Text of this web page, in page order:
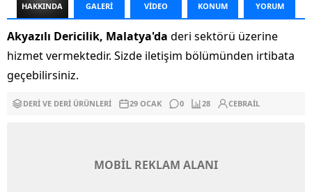
HAKKINDA GALERİ VİDEO KONUM YORUM
Akyazılı Dericilik, Malatya'da deri sektörü üzerine
hizmet vermektedir. Sizde iletişim bölümünden irtibata
geçebilirsiniz.
DERI VE DERI ÜRÜNLERI 29 OCAK 0 28 CEBRAIL
MOBİL REKLAM ALANI